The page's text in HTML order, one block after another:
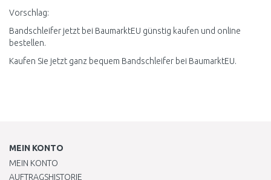
Vorschlag:
Bandschleifer jetzt bei BaumarktEU günstig kaufen und online
bestellen.
Kaufen Sie jetzt ganz bequem Bandschleifer bei BaumarktEU.
MEIN KONTO
MEIN KONTO
AUFTRAGSHISTORIE